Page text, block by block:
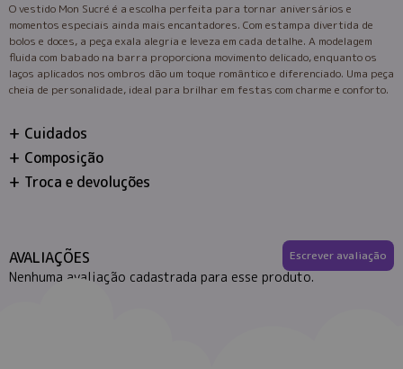
O vestido Mon Sucré é a escolha perfeita para tornar aniversários e
momentos especiais ainda mais encantadores. Com estampa divertida de
bolos e doces, a peça exala alegria e leveza em cada detalhe. A modelagem
fluida com babado na barra proporciona movimento delicado, enquanto os
laços aplicados nos ombros dão um toque romântico e diferenciado. Uma peça
cheia de personalidade, ideal para brilhar em festas com charme e conforto.
Cuidados
Composição
Troca e devoluções
AVALIAÇÕES Escrever avaliação
Nenhuma avaliação cadastrada para esse produto.